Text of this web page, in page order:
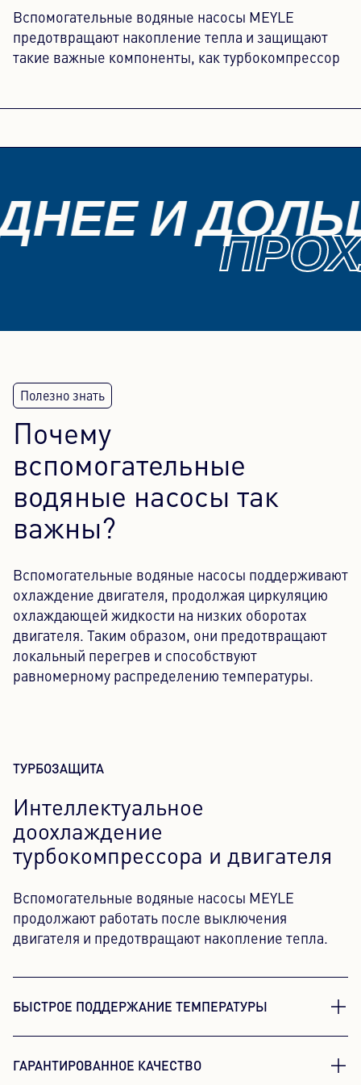
Вспомогательные водяные насосы MEYLE
предотвращают накопление тепла и защищают
такие важные компоненты, как турбокомпрессор
И
Почему
вспомогательные
водяные насосы так
важны?
Вспомогательные водяные насосы поддерживают
охлаждение двигателя, продолжая циркуляцию
охлаждающей жидкости на низких оборотах
двигателя. Таким образом, они предотвращают
локальный перегрев и способствуют
равномерному распределению температуры.
ТУРБОЗАЩИТА
Интеллектуальное
доохлаждение
турбокомпрессора и двигателя
Вспомогательные водяные насосы MEYLE
продолжают работать после выключения
двигателя и предотвращают накопление тепла.
БЫСТРОЕ ПОДДЕРЖАНИЕ ТЕМПЕРАТУРЫ
большей эффективности
ГАРАНТИРОВАННОЕ КАЧЕСТВО